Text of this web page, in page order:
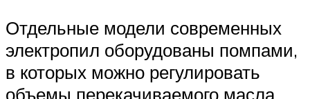
Отдельные модели современных
электропил оборудованы помпами,
в которых можно регулировать
объемы перекачиваемого масла.